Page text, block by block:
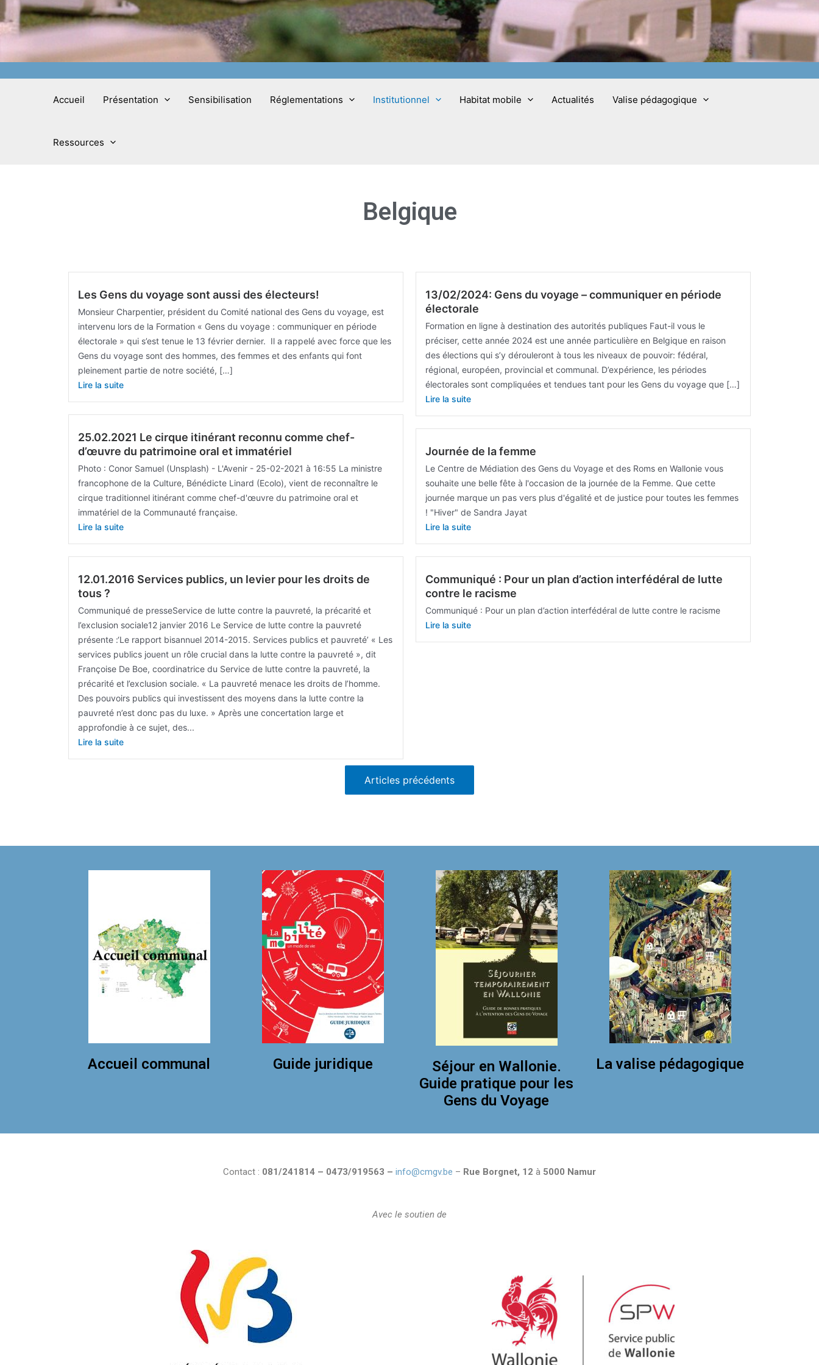
Accueil Présentation Sensibilisation Réglementations Institutionnel Habitat mobile Actualités Valise pédagogique
Ressources
Belgique
Les Gens du voyage sont aussi des électeurs!
Monsieur Charpentier, président du Comité national des Gens du voyage, est
intervenu lors de la Formation « Gens du voyage : communiquer en période
électorale » qui s’est tenue le 13 février dernier. Il a rappelé avec force que les
Gens du voyage sont des hommes, des femmes et des enfants qui font
pleinement partie de notre société, […]
Lire la suite
13/02/2024: Gens du voyage – communiquer en période
électorale
Formation en ligne à destination des autorités publiques Faut-il vous le
préciser, cette année 2024 est une année particulière en Belgique en raison
des élections qui s’y dérouleront à tous les niveaux de pouvoir: fédéral,
régional, européen, provincial et communal. D’expérience, les périodes
électorales sont compliquées et tendues tant pour les Gens du voyage que […]
Lire la suite
25.02.2021 Le cirque itinérant reconnu comme chef-
d’œuvre du patrimoine oral et immatériel
Photo : Conor Samuel (Unsplash) - L'Avenir - 25-02-2021 à 16:55 La ministre
francophone de la Culture, Bénédicte Linard (Ecolo), vient de reconnaître le
cirque traditionnel itinérant comme chef-d'œuvre du patrimoine oral et
immatériel de la Communauté française.
Lire la suite
Journée de la femme
Le Centre de Médiation des Gens du Voyage et des Roms en Wallonie vous
souhaite une belle fête à l'occasion de la journée de la Femme. Que cette
journée marque un pas vers plus d'égalité et de justice pour toutes les femmes
! "Hiver" de Sandra Jayat
Lire la suite
12.01.2016 Services publics, un levier pour les droits de
tous ?
Communiqué de presseService de lutte contre la pauvreté, la précarité et
l’exclusion sociale12 janvier 2016 Le Service de lutte contre la pauvreté
présente :‘Le rapport bisannuel 2014-2015. Services publics et pauvreté’ « Les
services publics jouent un rôle crucial dans la lutte contre la pauvreté », dit
Françoise De Boe, coordinatrice du Service de lutte contre la pauvreté, la
précarité et l’exclusion sociale. « La pauvreté menace les droits de l’homme.
Des pouvoirs publics qui investissent des moyens dans la lutte contre la
pauvreté n’est donc pas du luxe. » Après une concertation large et
approfondie à ce sujet, des...
Lire la suite
Communiqué : Pour un plan d’action interfédéral de lutte
contre le racisme
Communiqué : Pour un plan d’action interfédéral de lutte contre le racisme
Lire la suite
Articles précédents
Accueil communal Guide juridique
Séjour en Wallonie.
Guide pratique pour les
Gens du Voyage
La valise pédagogique
Contact : 081/241814 – 0473/919563 – info@cmgv.be – Rue Borgnet, 12 à 5000 Namur
Avec le soutien de